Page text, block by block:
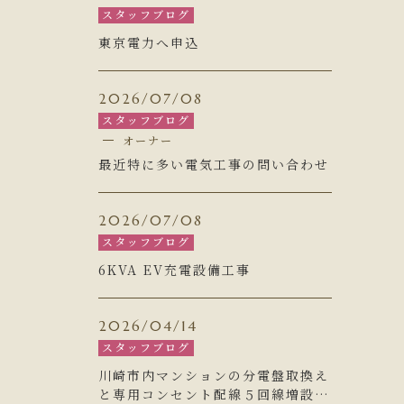
スタッフブログ
東京電力へ申込
2026/07/08
スタッフブログ
オーナー
最近特に多い電気工事の問い合わせ
2026/07/08
スタッフブログ
6KVA EV充電設備工事
2026/04/14
スタッフブログ
川崎市内マンションの分電盤取換え
と専用コンセント配線５回線増設工